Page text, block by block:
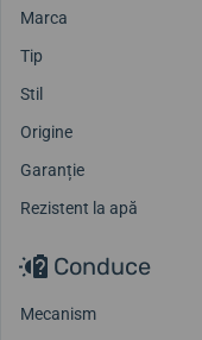
Marca
Tip
Stil
Origine
Garanție
Rezistent la apă
Conduce
Mecanism